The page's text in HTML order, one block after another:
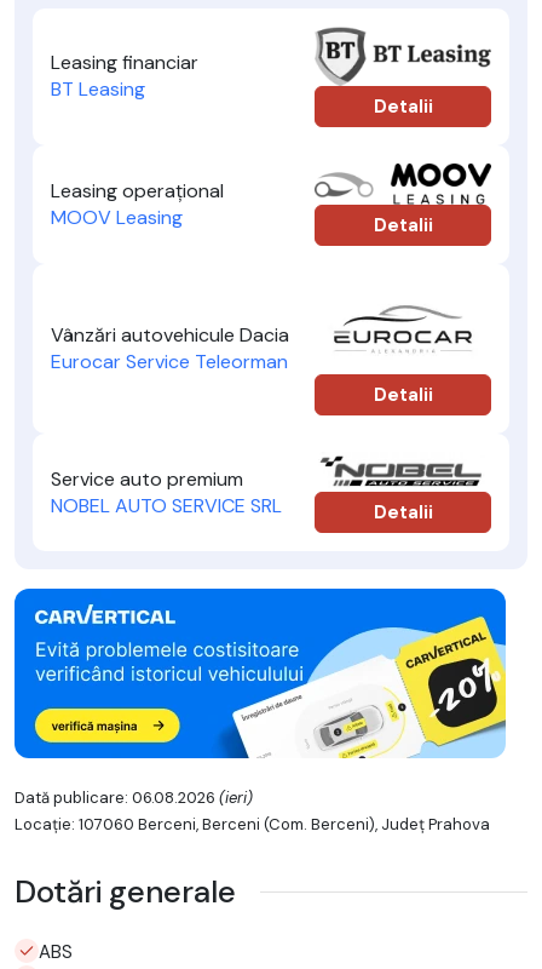
Leasing financiar
BT Leasing
Detalii
Leasing operațional
MOOV Leasing
Detalii
Vânzări autovehicule Dacia
Eurocar Service Teleorman
Detalii
Service auto premium
NOBEL AUTO SERVICE SRL
Detalii
Dată publicare: 06.08.2026 (ieri)
Locație: 107060 Berceni, Berceni (Com. Berceni), Județ Prahova
Dotări generale
ABS